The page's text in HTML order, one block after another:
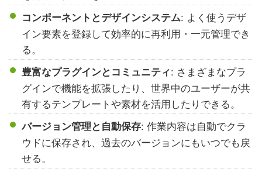
コンポーネントとデザインシステム: よく使うデザ
イン要素を登録して効率的に再利用・一元管理でき
る。
豊富なプラグインとコミュニティ: さまざまなプラ
グインで機能を拡張したり、世界中のユーザーが共
有するテンプレートや素材を活用したりできる。
バージョン管理と自動保存: 作業内容は自動でクラ
ウドに保存され、過去のバージョンにもいつでも戻
せる。